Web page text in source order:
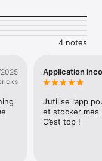
et sans stress dès
4 notes
Application
J’utilise l’app
et stocker mes
C’est top !